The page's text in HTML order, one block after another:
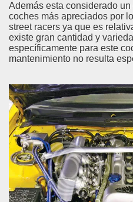
Además esta considerado
coches más apreciados por
street racers ya que es
existe gran cantidad y
específicamente para este
mantenimiento no resulta